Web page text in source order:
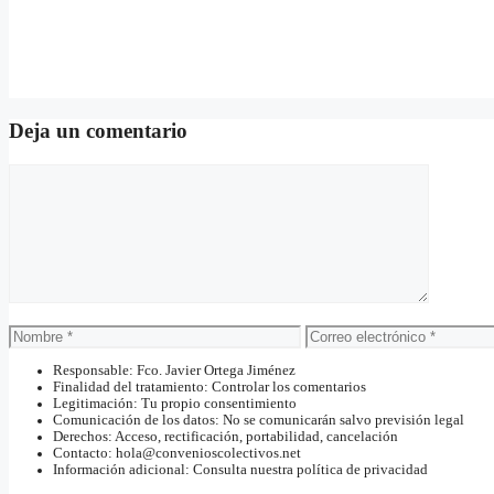
Deja un comentario
Nombre
Correo
electrónico
Responsable: Fco. Javier Ortega Jiménez
Finalidad del tratamiento: Controlar los comentarios
Legitimación: Tu propio consentimiento
Comunicación de los datos: No se comunicarán salvo previsión legal
Derechos: Acceso, rectificación, portabilidad, cancelación
Contacto: hola@convenioscolectivos.net
Información adicional: Consulta nuestra política de privacidad